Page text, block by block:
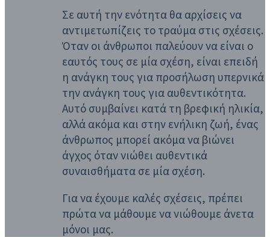
Σε αυτή την ενότητα θα αρχίσεις να
αντιμετωπίζεις το τραύμα στις σχέσεις.
Όταν οι άνθρωποι παλεύουν να είναι ο
εαυτός τους σε μία σχέση, είναι επειδή
η ανάγκη τους για προσήλωση υπερνικά
την ανάγκη τους για αυθεντικότητα.
Αυτό συμβαίνει κατά τη βρεφική ηλικία,
αλλά ακόμα και στην ενήλικη ζωή, ένας
άνθρωπος μπορεί ακόμα να βιώνει
άγχος όταν νιώθει αυθεντικά
συναισθήματα σε μία σχέση.
Για να έχουμε καλές σχέσεις, πρέπει
πρώτα να μάθουμε να νιώθουμε άνετα
μόνοι μας.